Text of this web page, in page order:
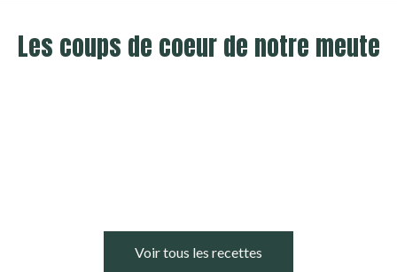
Les coups de coeur de notre meute
Voir tous les recettes